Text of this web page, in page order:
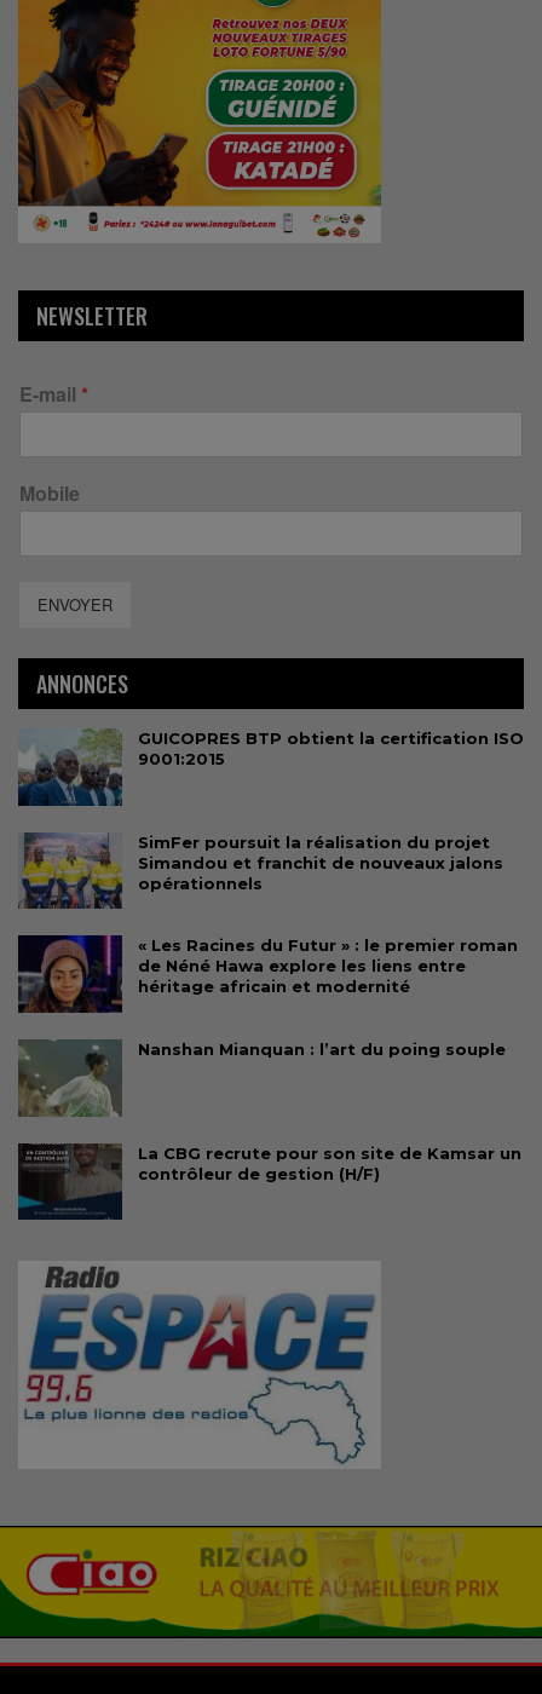
NEWSLETTER
E-mail *
Mobile
ENVOYER
ANNONCES
GUICOPRES BTP obtient la certification ISO
9001:2015
SimFer poursuit la réalisation du projet
Simandou et franchit de nouveaux jalons
opérationnels
« Les Racines du Futur » : le premier roman
de Néné Hawa explore les liens entre
héritage africain et modernité
Nanshan Mianquan : l’art du poing souple
La CBG recrute pour son site de Kamsar un
contrôleur de gestion (H/F)